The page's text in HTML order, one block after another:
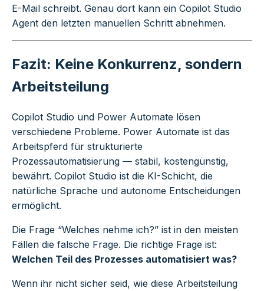
E-Mail schreibt. Genau dort kann ein Copilot Studio
Agent den letzten manuellen Schritt abnehmen.
Fazit: Keine Konkurrenz, sondern
Arbeitsteilung
Copilot Studio und Power Automate lösen
verschiedene Probleme. Power Automate ist das
Arbeitspferd für strukturierte
Prozessautomatisierung — stabil, kostengünstig,
bewährt. Copilot Studio ist die KI-Schicht, die
natürliche Sprache und autonome Entscheidungen
ermöglicht.
Die Frage “Welches nehme ich?” ist in den meisten
Fällen die falsche Frage. Die richtige Frage ist:
Welchen Teil des Prozesses automatisiert was?
Wenn ihr nicht sicher seid, wie diese Arbeitsteilung